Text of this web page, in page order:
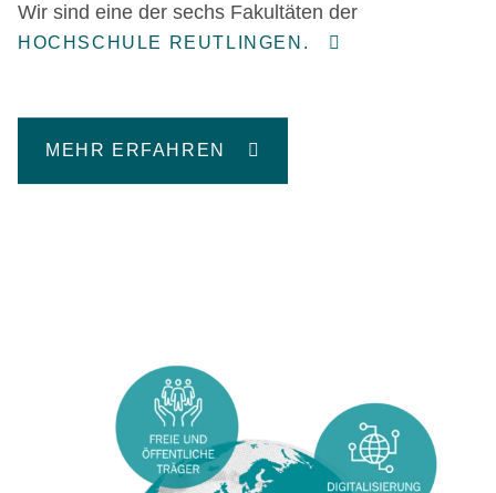
Wir sind eine der sechs Fakultäten der
HOCHSCHULE REUTLINGEN.
MEHR ERFAHREN